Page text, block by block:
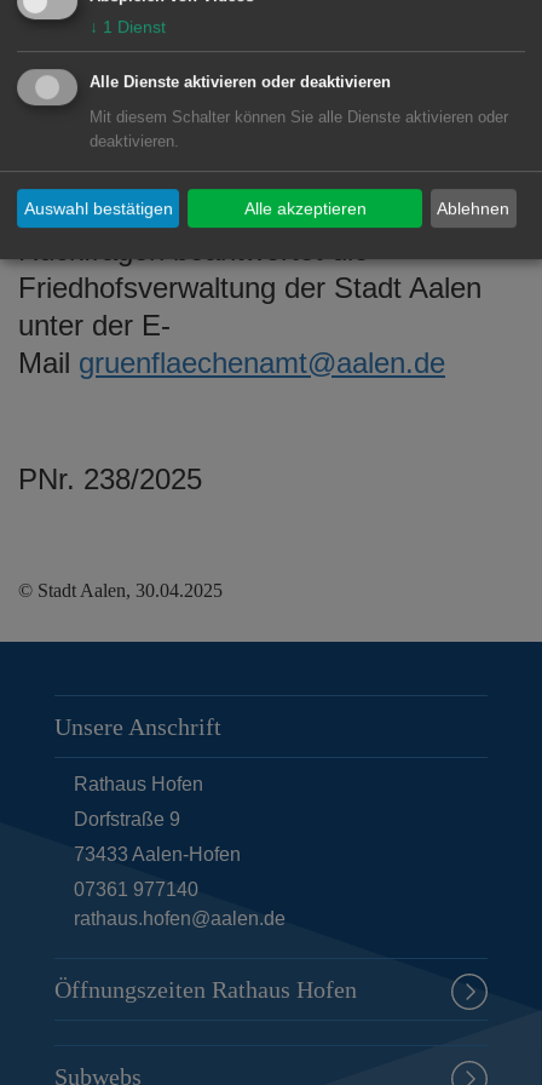
Grabmalen innerhalb von zwei
Wochen.
INFO
Friedhofsverwaltung der Stadt Aalen
unter der E-
Mail gruenflaechenamt@aalen.de
PNr. 238/2025
© Stadt Aalen, 30.04.2025
Unsere Anschrift
Rathaus Hofen
Dorfstraße 9
73433 Aalen-Hofen
07361 977140
rathaus.hofen@aalen.de
Öffnungszeiten Rathaus Hofen
Subwebs
↓ 1 Dienst
Alle Dienste aktivieren oder deaktivieren
Mit diesem Schalter können Sie alle Dienste aktivieren oder
deaktivieren.
Ablehnen
Auswahl bestätigen Alle akzeptieren